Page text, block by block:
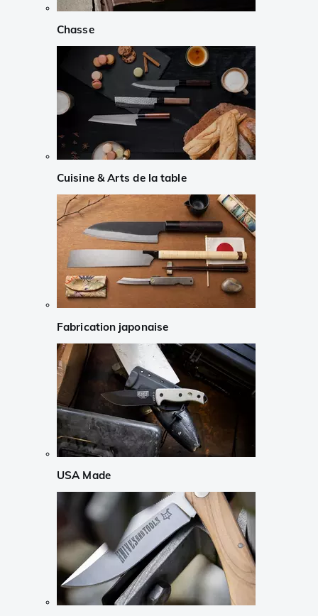
Chasse
Cuisine & Arts de la table
Fabrication japonaise
USA Made